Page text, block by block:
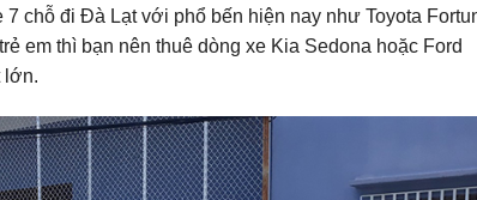
chỗ đi Đà Lạt với phổ bến hiện nay như Toyota
em thì bạn nên thuê dòng xe Kia Sedona hoặc Ford
lớn.